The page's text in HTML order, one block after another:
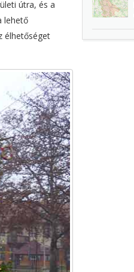
útra, és a
lehető
élhetőséget